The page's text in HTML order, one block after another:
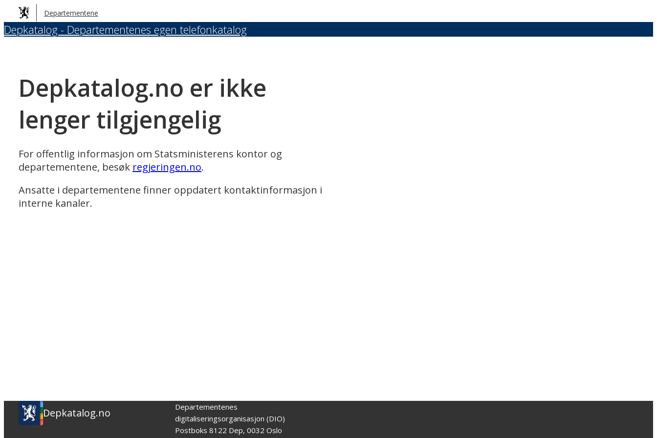
Hopp
til
hovedinnhold
Departementene
Depkatalog - Departementenes egen telefonkatalog
Depkatalog.no er ikke
lenger tilgjengelig
For offentlig informasjon om Statsministerens kontor og
departementene, besøk regjeringen.no.
Ansatte i departementene finner oppdatert kontaktinformasjon i
interne kanaler.
Depkatalog.no
Departementenes
digitaliseringsorganisasjon (DIO)
Postboks 8122 Dep, 0032 Oslo